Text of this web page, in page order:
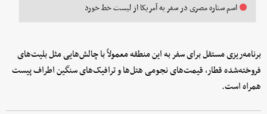
اسم ستاره مصری در سفر به آمریکا از لیست خط خورد
برنامه‌ریزی مستقل برای سفر به این منطقه معمولاً با چالش‌هایی مثل بلیت‌های
فروخته‌شده قطار، قیمت‌های نجومی هتل‌ها و ترافیک‌های سنگین اطراف پیست
همراه است.